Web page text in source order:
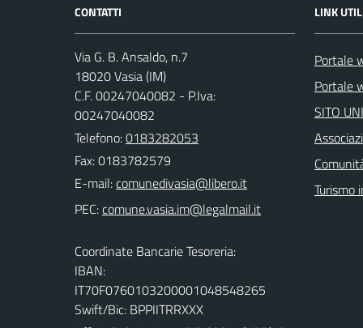
CONTATTI
Via G. B. Ansaldo, n.7
18020 Vasia (IM)
C.F. 00247040082 - P.Iva:
00247040082
Telefono:0183282053
Fax: 0183782579
E-mail:
PEC:
Coordinate Bancarie Tesoreria:
IBAN:
IT70F0760103200001048548265
Swift/Bic: BPPIITRRXXX
LINK
Portale
Portale
SITO
Turismo